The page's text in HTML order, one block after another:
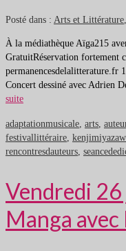
Posté dans : Arts et Littérature,
À la médiathèque Aïga215
GratuitRéservation fortement
permanencesdelalitterature.fr
Concert dessiné avec Adrien
suite
adaptationmusicale, arts,
festivallittéraire,
rencontresdauteurs,
Vendredi
Manga avec